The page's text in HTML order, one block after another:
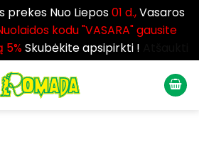
prekes Nuo Liepos01 d.,Vasaros
kodu "VASARA" gausite
5%Skubėkite apsipirkti !